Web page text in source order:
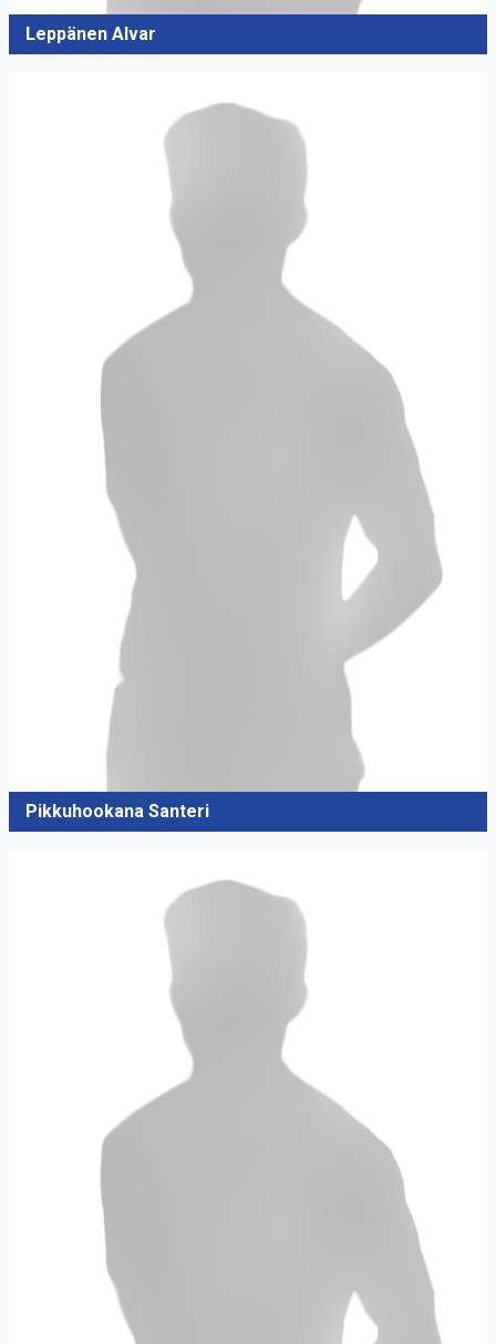
Leppänen Alvar
Pikkuhookana Santeri